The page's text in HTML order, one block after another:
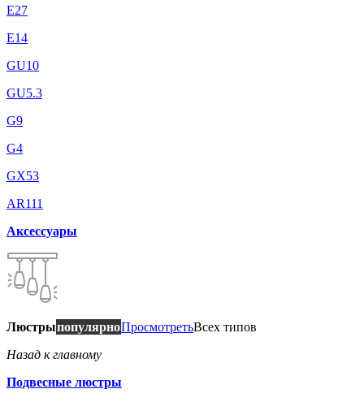
E27
E14
GU10
GU5.3
G9
G4
GX53
AR111
Аксессуары
ЛюстрыпопулярноПросмотретьВсех типов
Назад к главному
Подвесные люстры